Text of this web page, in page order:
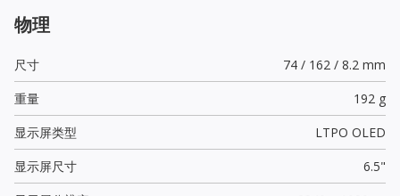
物理
尺寸
74 / 162 / 8.2 mm
重量
192 g
显示屏类型
LTPO OLED
显示屏尺寸
6.5"